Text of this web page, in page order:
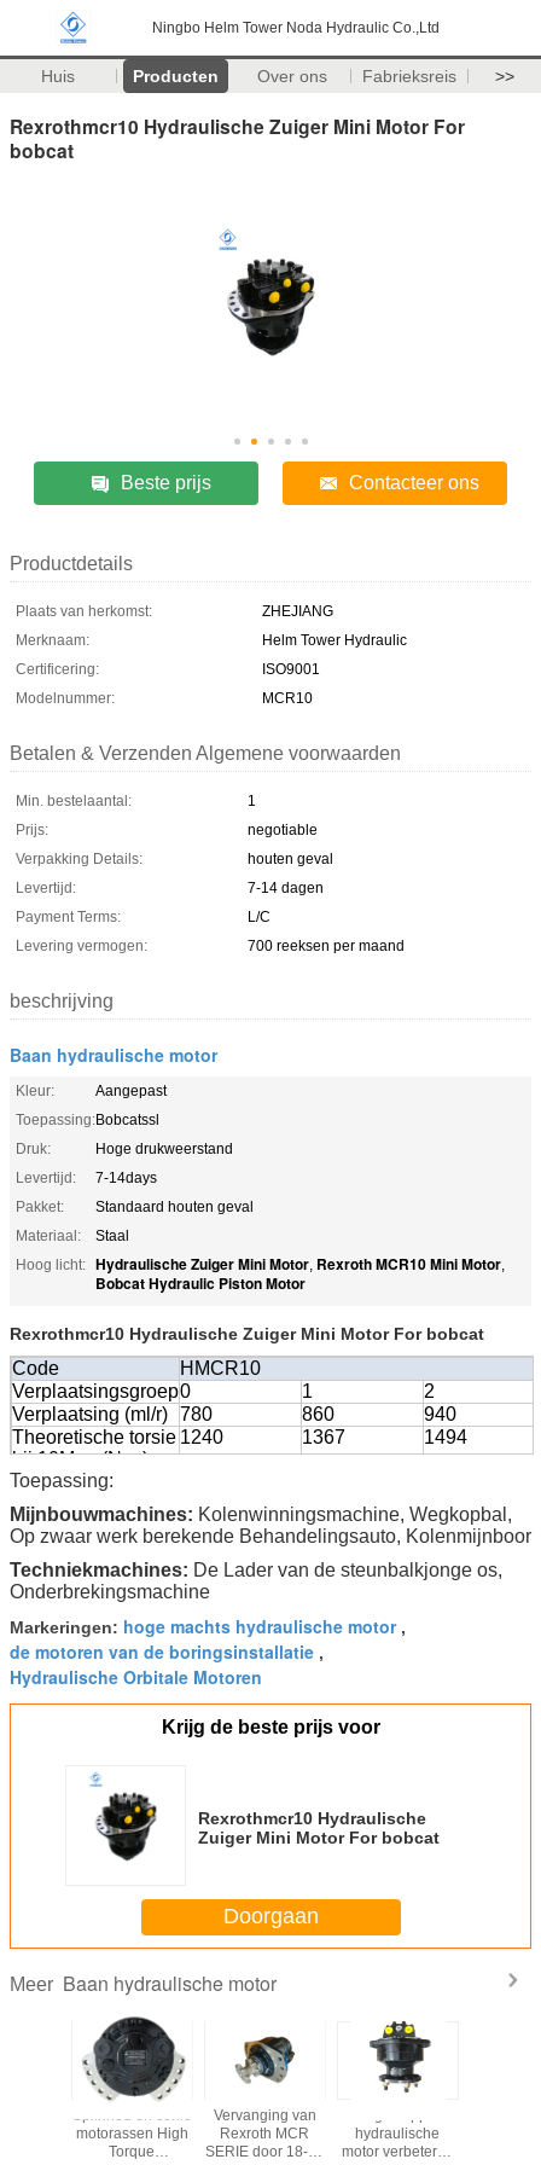
Ningbo Helm Tower Noda Hydraulic Co.,Ltd
Huis Producten Over ons Fabrieksreis >>
Rexrothmcr10 Hydraulische Zuiger Mini Motor For
bobcat
Beste prijs Contacteer ons
Productdetails
Plaats van herkomst:
ZHEJIANG
Merknaam:
Helm Tower Hydraulic
Certificering:
ISO9001
Modelnummer:
MCR10
Betalen & Verzenden Algemene voorwaarden
Min. bestelaantal:
1
Prijs:
negotiable
Verpakking Details:
houten geval
Levertijd:
7-14 dagen
Payment Terms:
L/C
Levering vermogen:
700 reeksen per maand
beschrijving
Baan hydraulische motor
Kleur:
Aangepast
Toepassing:Bobcatssl
Druk:
Hoge drukweerstand
Levertijd:
7-14days
Pakket:
Standaard houten geval
Materiaal:
Staal
Hoog licht: Hydraulische Zuiger Mini Motor, Rexroth MCR10 Mini Motor,
Bobcat Hydraulic Piston Motor
Rexrothmcr10 Hydraulische Zuiger Mini Motor For bobcat
Code
HMCR10
Verplaatsingsgroep0 1
2
Verplaatsing (ml/r) 780 860
940
Theoretische torsie
bij 10Mpa (N.m)
1240 1367 1494
Geschatte snelheid
(r/min)
Geschatte druk
(Mpa)
25 25 25
Geschatte torsie
(N.M)
2560 2820 3090
Max.pressure
(Mpa)
31.5 31.5
Max.torque (N.m) 3160 3480
Snelheidswaaier
(r/min)
0-215
44 44
Toepassing:
Mijnbouwmachines: Kolenwinningsmachine, Wegkopbal,
Op zwaar werk berekende Behandelingsauto, Kolenmijnboor
Techniekmachines: De Lader van de steunbalkjonge os,
Onderbrekingsmachine
Markeringen: hoge machts hydraulische motor,
de motoren van de boringsinstallatie ,
Hydraulische Orbitale Motoren
Krijg de beste prijs voor
Rexrothmcr10 Hydraulische
Zuiger Mini Motor For bobcat
Doorgaan
Meer Baan hydraulische motor
Splinned en conic
motorassen High
Torque
Vervanging van
Rexroth MCR
SERIE door 18-22
hydraulische
motor verbeterde